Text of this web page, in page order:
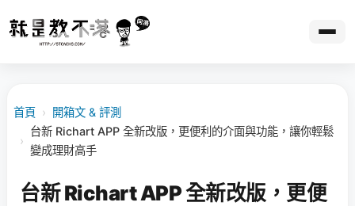
首頁 › 開箱文 & 評測
›
台新 Richart APP 全新改版，更便利的介面與功能，讓你輕鬆
變成理財高手
台新 Richart APP 全新改版，更便